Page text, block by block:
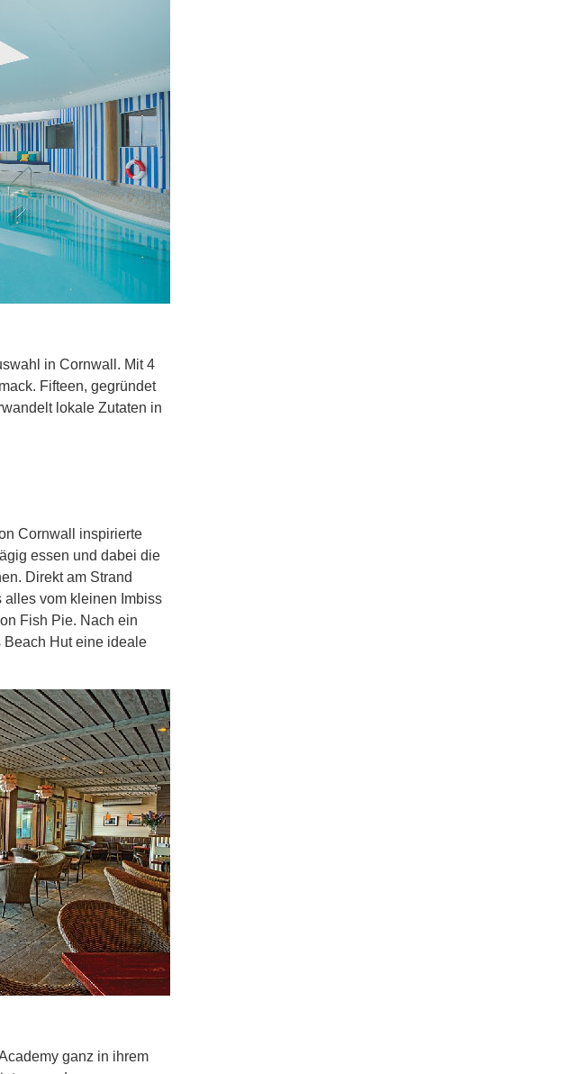
in Cornwall. Mit 4
Fifteen, gegründet
lokale Zutaten in
Cornwall inspirierte
essen und dabei die
Direkt am Strand
alles vom kleinen Imbiss
Fish Pie. Nach ein
Beach Hut eine ideale
ganz in ihrem